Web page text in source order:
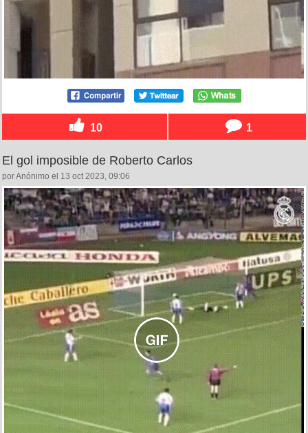
10 1
El gol imposible de Roberto Carlos
por Anónimo el 13 oct 2023, 09:06